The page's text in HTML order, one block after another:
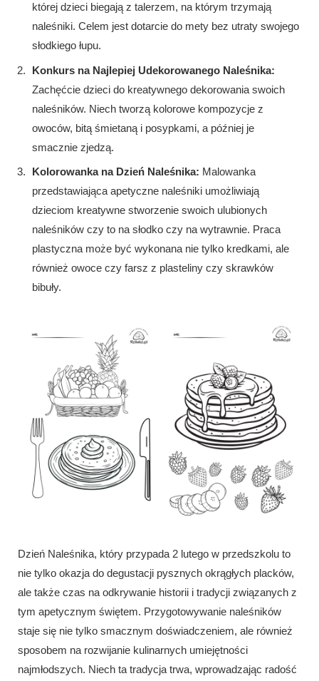
której dzieci biegają z talerzem, na którym trzymają
naleśniki. Celem jest dotarcie do mety bez utraty swojego
słodkiego łupu.
Konkurs na Najlepiej Udekorowanego Naleśnika:
Zachęćcie dzieci do kreatywnego dekorowania swoich
naleśników. Niech tworzą kolorowe kompozycje z
owoców, bitą śmietaną i posypkami, a później je
smacznie zjedzą.
Kolorowanka na Dzień Naleśnika: Malowanka
przedstawiająca apetyczne naleśniki umożliwiają
dzieciom kreatywne stworzenie swoich ulubionych
naleśników czy to na słodko czy na wytrawnie. Praca
plastyczna może być wykonana nie tylko kredkami, ale
również owoce czy farsz z plasteliny czy skrawków
bibuły.
Dzień Naleśnika, który przypada 2 lutego w przedszkolu to
nie tylko okazja do degustacji pysznych okrągłych placków,
ale także czas na odkrywanie historii i tradycji związanych z
tym apetycznym świętem. Przygotowywanie naleśników
staje się nie tylko smacznym doświadczeniem, ale również
sposobem na rozwijanie kulinarnych umiejętności
najmłodszych. Niech ta tradycja trwa, wprowadzając radość